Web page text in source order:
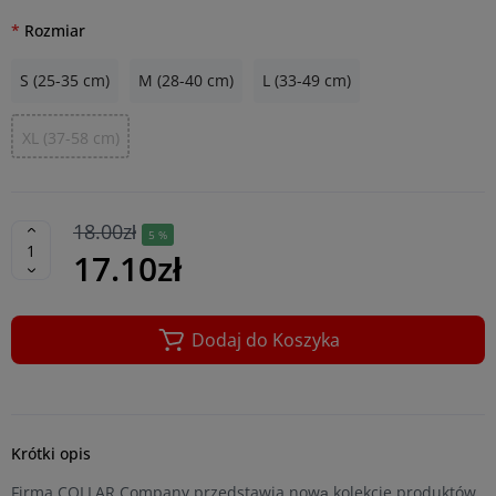
Rozmiar
S (25-35 cm) M (28-40 cm) L (33-49 cm)
XL (37-58 cm)
18.00zł 5 %
17.10zł
Dodaj do Koszyka
Krótki opis